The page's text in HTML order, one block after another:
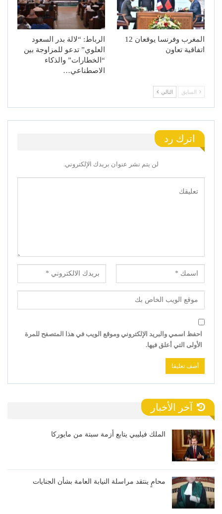
المغرب وفرنسا يوقعان 12
اتفاقية تعاون
الرباط: “لالة بدر السعود
العلوي” تدعو للمزاوجة بين
“الخطارات” والذكاء
الاصطناعي…
السابق التالي
اترك رد
لن يتم نشر عنوان بريدك الإلكتروني.
احفظ اسمي والبريد الإلكتروني وموقع الويب في هذا المتصفح للمرة
الأولى التي أعلق فيها.
آخر الأخبار
الملك فيليبي يتابع أزمة سبتة من مايوركا
محامٍ ينتقد مراسلة النيابة العامة بشأن الجنايات